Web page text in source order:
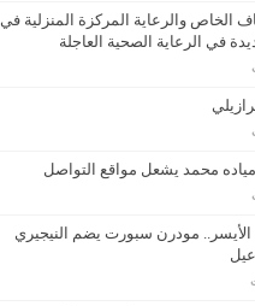
الخاص والرعاية المركزة المنزلية في
في الرعاية الصحية العاجلة
محمد يشعل مواقع التواصل
الأيسر.. مودرن سبورت يضم النيجيري